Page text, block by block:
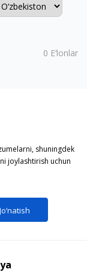
0 E‘lonlar
shuningdek
joylashtirish uchun
Jo‘natish